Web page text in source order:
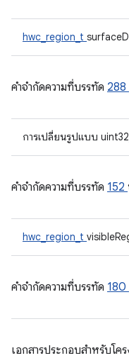
hwc_region_t
คําจํากัดความที่บรรทัด 288
การเปลี่ยนรูปแบบ
คําจํากัดความที่บรรทัด 152
hwc_region_t
คําจํากัดความที่บรรทัด 180
เอกสารประกอบสำหรับโค